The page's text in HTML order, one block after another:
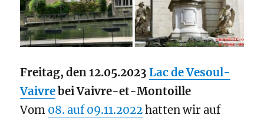
Freitag, den 12.05.2023Lac de Vesoul-
Vaivrebei Vaivre-et-Montoille
Vom 08. auf 09.11.2022hatten wir auf